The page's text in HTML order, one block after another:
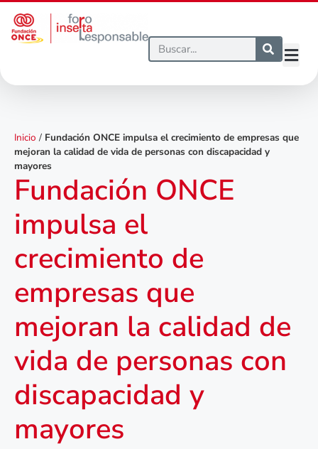
Inicio / Fundación ONCE impulsa el crecimiento de empresas que
mejoran la calidad de vida de personas con discapacidad y
mayores
Fundación ONCE
impulsa el
crecimiento de
empresas que
mejoran la calidad de
vida de personas con
discapacidad y
mayores